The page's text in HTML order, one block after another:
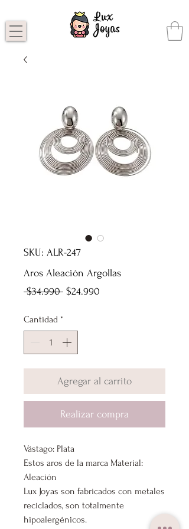
SKU: ALR-247
Aros Aleación Argollas
$34.990 Precio
$24.990
Cantidad *
Agregar al carrito
Realizar compra
Vástago: Plata
Estos aros de la marca Material:
Aleación
Lux Joyas son fabricados con metales
reciclados, son totalmente
hipoalergénicos.